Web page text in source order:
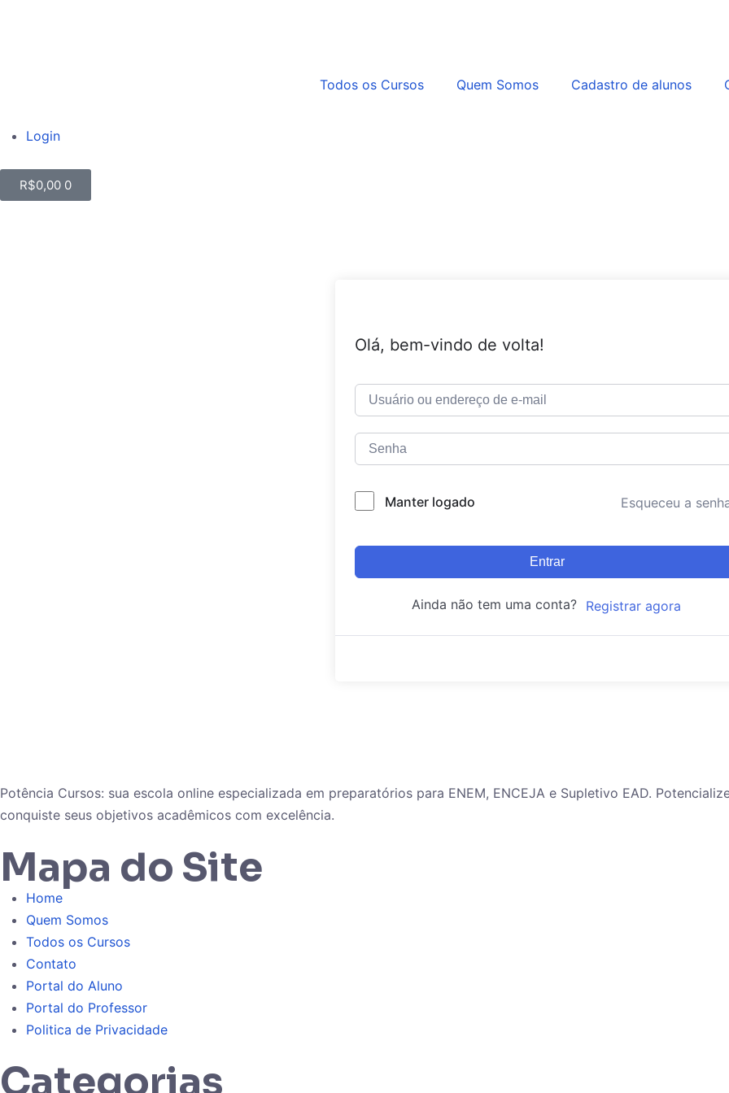
Todos os Cursos Quem Somos Cadastro de alunos
Login
R$0,00 0
Olá, bem-vindo de volta!
Manter logado Esqueceu a
Entrar
Ainda não tem uma conta? Registrar agora
Potência Cursos: sua escola online especializada em preparatórios para ENEM, ENCEJA e Supletivo EAD.
conquiste seus objetivos acadêmicos com excelência.
Mapa do Site
Home
Quem Somos
Todos os Cursos
Contato
Portal do Aluno
Portal do Professor
Politica de Privacidade
Categorias